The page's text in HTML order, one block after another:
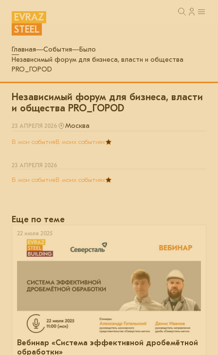
EVRAZ
STEEL
Главная События
Было
Независимый форум для бизнеса, власти и общества
PRO_ГОРОD
Независимый форум для бизнеса, власти
и общества PRO_ГОРОD
23 АПРЕЛЯ 2026 Москва
В мои событияВ моих событиях
23 АПРЕЛЯ 2026
В мои событияВ моих событиях
Еще по теме
22 июля 2025
Вебинар «Система эффективной дробемётной
обработки»